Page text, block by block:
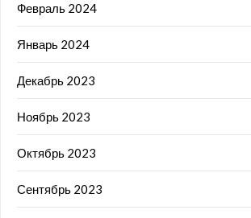
Февраль 2024
Январь 2024
Декабрь 2023
Ноябрь 2023
Октябрь 2023
Сентябрь 2023